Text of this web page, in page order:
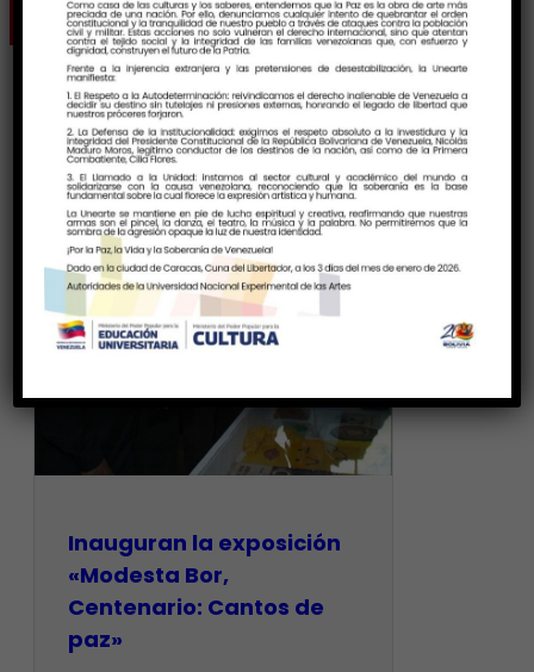
Inauguran la exposición
«Modesta Bor,
Centenario: Cantos de
paz»